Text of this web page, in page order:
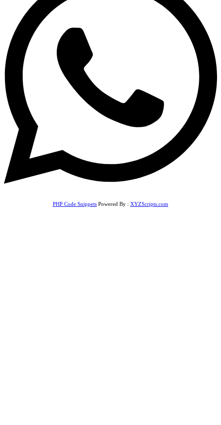
PHP Code Snippets Powered By : XYZScripts.com